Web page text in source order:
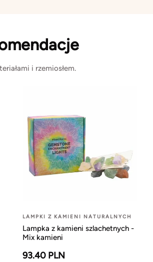
i rzemiosłem.
LAMPKI Z KAMIENI NATURALNYCH
Lampka z kamieni szlachetnych -
Mix kamieni
93.40 PLN